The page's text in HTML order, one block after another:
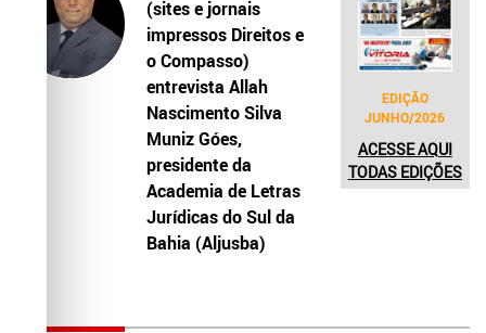
(sites e jornais
impressos Direitos e
o Compasso)
entrevista Allah
Nascimento Silva
Muniz Góes,
presidente da
Academia de Letras
Jurídicas do Sul da
Bahia (Aljusba)
EDIÇÃO
JUNHO/2026
ACESSE AQUI
TODAS EDIÇÕES